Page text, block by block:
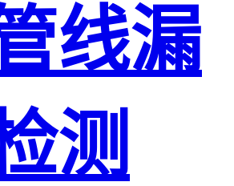
线漏
测